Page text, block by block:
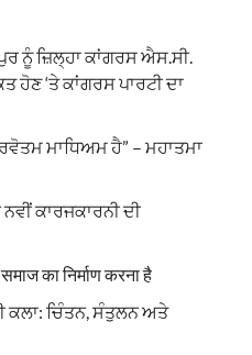
ਨੂੰ ਜ਼ਿਲ੍ਹਾ ਕਾਂਗਰਸ ਐਸ.ਸੀ.
ਹੋਣ ‘ਤੇ ਕਾਂਗਰਸ ਪਾਰਟੀ ਦਾ
ਮਾਧਿਅਮ ਹੈ” – ਮਹਾਤਮਾ
ਕਾਰਜਕਾਰਨੀ ਦੀ
का निर्माण करना है
ਕਲਾ: ਚਿੰਤਨ, ਸੰਤੁਲਨ ਅਤੇ